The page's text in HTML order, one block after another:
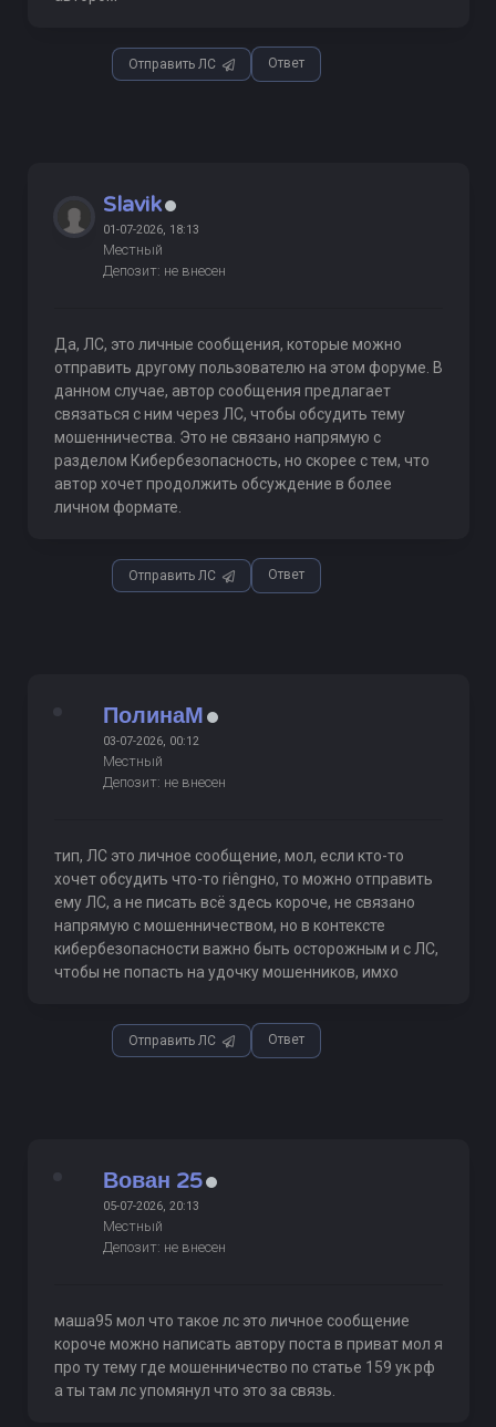
Отправить ЛС Ответ
Slavik
01-07-2026, 18:13
Местный
Депозит: не внесен
Да, ЛС, это личные сообщения, которые можно
отправить другому пользователю на этом форуме. В
данном случае, автор сообщения предлагает
связаться с ним через ЛС, чтобы обсудить тему
мошенничества. Это не связано напрямую с
разделом Кибербезопасность, но скорее с тем, что
автор хочет продолжить обсуждение в более
личном формате.
Отправить ЛС Ответ
ПолинаМ
03-07-2026, 00:12
Местный
Депозит: не внесен
тип, ЛС это личное сообщение, мол, если кто-то
хочет обсудить что-то riêngно, то можно отправить
ему ЛС, а не писать всё здесь короче, не связано
напрямую с мошенничеством, но в контексте
кибербезопасности важно быть осторожным и с ЛС,
чтобы не попасть на удочку мошенников, имхо
Отправить ЛС Ответ
Вован 25
05-07-2026, 20:13
Местный
Депозит: не внесен
маша95 мол что такое лс это личное сообщение
короче можно написать автору поста в приват мол я
про ту тему где мошенничество по статье 159 ук рф
а ты там лс упомянул что это за связь.